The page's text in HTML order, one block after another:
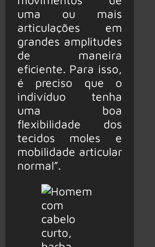
uma ou mais
articulações em
grandes amplitudes
de maneira
eficiente. Para isso,
é preciso que o
indivíduo tenha
uma boa
flexibilidade dos
tecidos moles e
mobilidade articular
normal”.